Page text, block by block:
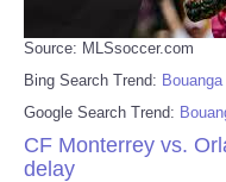
Source: MLSsoccer.com
Bing Search Trend: Bouanga
Google Search Trend:
CF Monterrey vs.
delay